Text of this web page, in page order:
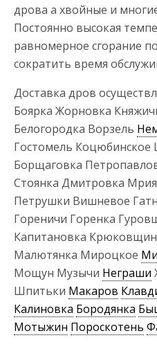
дрова а хвойные и
Постоянно высокая
равномерное сгорание
сократить время
Доставка дров
Боярка Жорновка
Белогородка Ворзель
Гостомель Коцюбинское
Борщаговка
Стоянка Дмитровка
Петрушки Вишневое
Гореничи Горенка
Капитановка
Малютянка Мироцкое
Мощун Музычи Неграши
Шпитьки Макаров
Калиновка Бородянка
Мотыжин Пороскотень